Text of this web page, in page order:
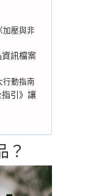
加壓與非
訊檔案
行動指南
引》讓
？